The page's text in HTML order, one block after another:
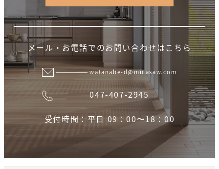
メール・お電話でのお問い合わせはこちら
watanabe-d@micasaw.com
047-407-2945
受付時間：平日 09：00〜18：00